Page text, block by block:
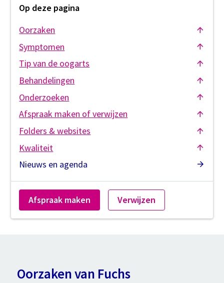
Op deze pagina
Oorzaken
Symptomen
Tip van de oogarts
Behandelingen
Onderzoeken
Afspraak maken of verwijzen
Folders & websites
Kwaliteit
Nieuws en agenda
Afspraak maken Verwijzen
Oorzaken van Fuchs